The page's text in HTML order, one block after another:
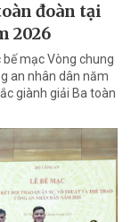
đoàn tại
2026
mạc Vòng chung
an nhân dân năm
giành giải Ba toàn